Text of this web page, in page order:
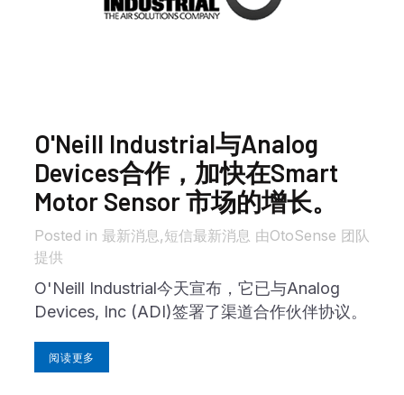
O'Neill Industrial与Analog
Devices合作，加快在Smart
Motor Sensor 市场的增长。
in 最新消息,短信最新消息 由OtoSense 团队
提供
O'Neill Industrial今天宣布，它已与Analog
Devices, Inc (ADI)签署了渠道合作伙伴协议。
阅读更多